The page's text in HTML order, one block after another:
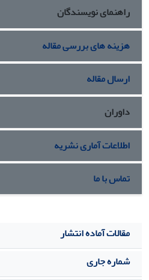
گرفته‌اند. جا دارد در پژوهش-های
مقوله عدالت جنسیتی،
گیرد.
راهنمای نویسندگان
هزینه های بررسی مقاله
ارسال مقاله
داوران
اطلاعات آماری نشریه
تماس با ما
مقالات آماده انتشار
شماره جاری